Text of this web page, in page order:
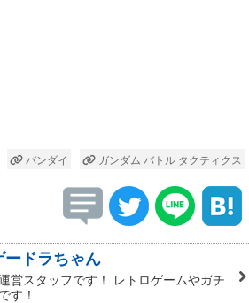
バンダイ ガンダム バトル タクティクス
ドラちゃん
営スタッフです！ レトロゲームやガチ
す！